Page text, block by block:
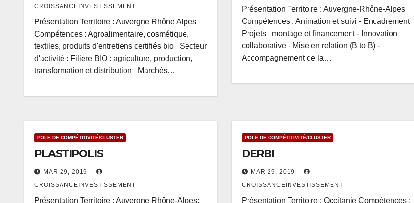
CROISSANCEINVESTISSEMENT
Présentation Territoire : Auvergne Rhône Alpes
Compétences : Agroalimentaire, cosmétique,
textiles, produits d'entretiens certifiés bio Secteur
d'activité : Filière BIO : agriculture, production,
transformation et distribution Marchés…
Présentation Territoire : Auvergne-Rhône-Alpes
Compétences : Animation et suivi - Encadrement
Projets : montage et financement - Innovation
collaborative - Mise en relation (B to B) -
Accompagnement de la…
POLE DE COMPÉTITIVITÉ/CLUSTER
PLASTIPOLIS
MAR 29, 2019
CROISSANCEINVESTISSEMENT
Présentation Territoire : Auvergne Rhône-Alpes;
POLE DE COMPÉTITIVITÉ/CLUSTER
DERBI
MAR 29, 2019
CROISSANCEINVESTISSEMENT
Présentation Territoire : Occitanie Compétences :